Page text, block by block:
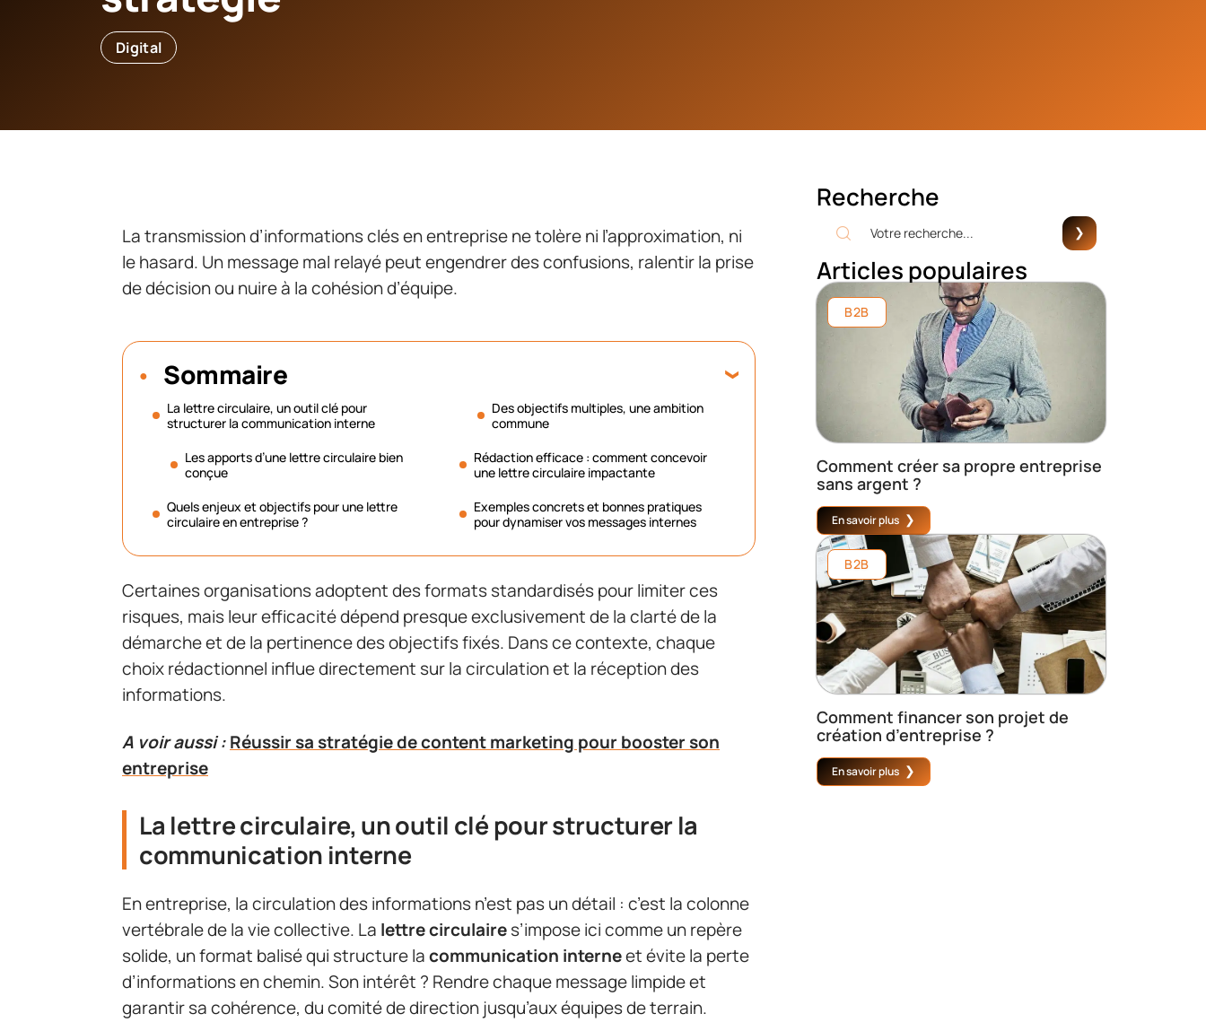
Digital
La transmission d’informations clés en entreprise ne tolère ni l’approximation, ni
le hasard. Un message mal relayé peut engendrer des confusions, ralentir la prise
de décision ou nuire à la cohésion d’équipe.
Sommaire
La lettre circulaire, un outil clé pour
structurer la communication interne
Les apports d’une lettre circulaire bien
conçue
Quels enjeux et objectifs pour une lettre
circulaire en entreprise ?
Des objectifs multiples, une ambition
commune
Rédaction efficace : comment concevoir
une lettre circulaire impactante
Exemples concrets et bonnes pratiques
pour dynamiser vos messages internes
Certaines organisations adoptent des formats standardisés pour limiter ces
risques, mais leur efficacité dépend presque exclusivement de la clarté de la
démarche et de la pertinence des objectifs fixés. Dans ce contexte, chaque
choix rédactionnel influe directement sur la circulation et la réception des
informations.
A voir aussi :Réussir sa stratégie de content marketing pour booster son
entreprise
La lettre circulaire, un outil clé pour structurer la
communication interne
En entreprise, la circulation des informations n’est pas un détail : c’est la colonne
vertébrale de la vie collective. La lettre circulaires’impose ici comme un repère
solide, un format balisé qui structure lacommunication interneet évite la perte
d’informations en chemin. Son intérêt ? Rendre chaque message limpide et
garantir sa cohérence, du comité de direction jusqu’aux équipes de terrain.
Recherche
Articles populaires
B2B
Comment créer sa propre entreprise
sans argent ?
En savoir plus
B2B
Comment financer son projet de
création d’entreprise ?
En savoir plus